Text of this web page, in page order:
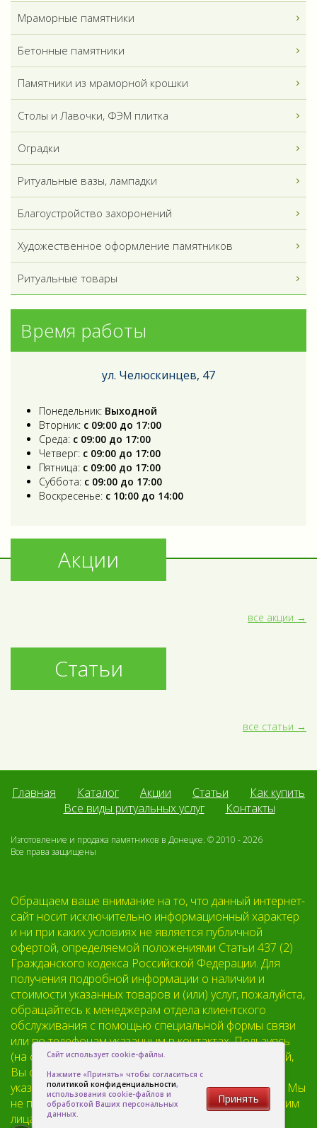
Мраморные памятники
Бетонные памятники
Памятники из мраморной крошки
Столы и Лавочки, ФЭМ плитка
Оградки
Ритуальные вазы, лампадки
Благоустройство захоронений
Художественное оформление памятников
Ритуальные товары
Время работы
ул. Челюскинцев, 47
Понедельник: Выходной
Вторник: с 09:00 до 17:00
Среда: с 09:00 до 17:00
Четверг: с 09:00 до 17:00
Пятница: с 09:00 до 17:00
Суббота: с 09:00 до 17:00
Воскресенье: с 10:00 до 14:00
Акции
все акции
Статьи
все статьи
Главная Каталог Акции Статьи
Как купить
Все виды ритуальных услуг
Контакты
Изготовление и продажа памятников в Донецке. © 2010 - 2026
Все права защищены
Обращаем ваше внимание на то, что данный интернет-
сайт носит исключительно информационный характер
и ни при каких условиях не является публичной
офертой, определяемой положениями Статьи 437 (2)
Гражданского кодекса Российской Федерации. Для
получения подробной информации о наличии и
стоимости указанных товаров и (или) услуг, пожалуйста,
обращайтесь к менеджерам отдела клиентского
обслуживания с помощью специальной формы связи
или по телефонам указанным в контактах. Пользуясь
(на сайте) формой обратной связи или регистрацией,
Вы соглашаетесь с тем что мы будем хранить
указанную Вами, Вашу персональную информацию. Мы
не предоставляем Вашу личную информацию третьим
лицам, кроме случаев предусмотренных
Сайт использует cookie-файлы.
Нажмите «Принять» чтобы согласиться с
политикой конфиденциальности,
использования cookie-файлов и
обработкой Ваших персональных
данных.
Принять